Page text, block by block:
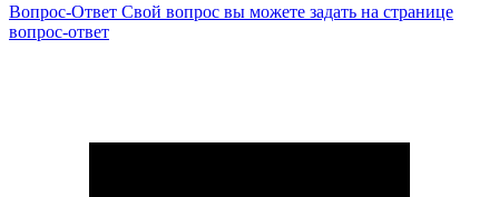
Вопрос-Ответ Свой вопрос вы можете задать на странице
вопрос-ответ